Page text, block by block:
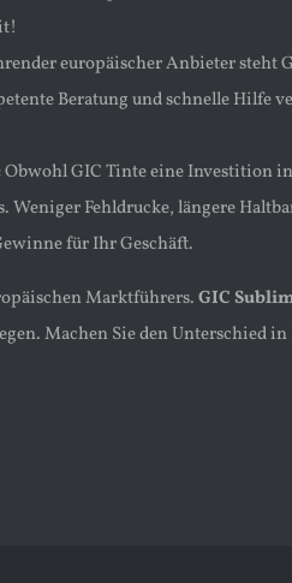
europäischer Anbieter steht
Beratung und schnelle Hilfe
Obwohl GIC Tinte eine Investition
Weniger Fehldrucke, längere
für Ihr Geschäft.
Marktführers.GIC
Machen Sie den Unterschied